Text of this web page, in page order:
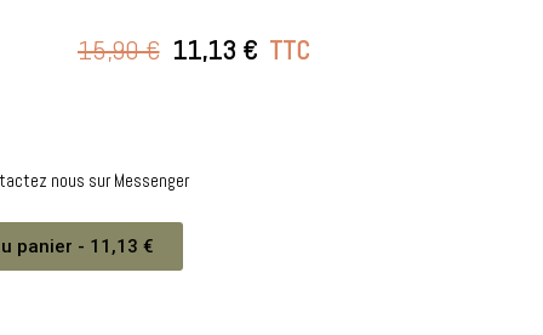
15,90 € 11,13 € TTC
nous sur Messenger
panier - 11,13 €